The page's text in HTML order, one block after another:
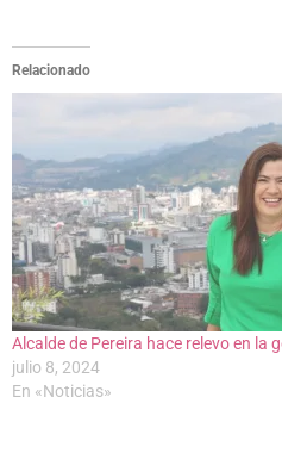
Relacionado
Alcalde de Pereira hace relevo en la
julio 8, 2024
En «Noticias»